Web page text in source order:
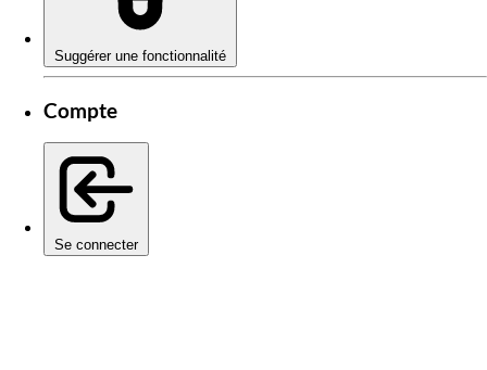
Suggérer une fonctionnalité
Compte
Se connecter